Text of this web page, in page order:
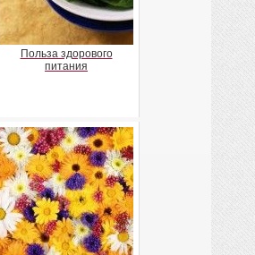
Польза здорового
питания